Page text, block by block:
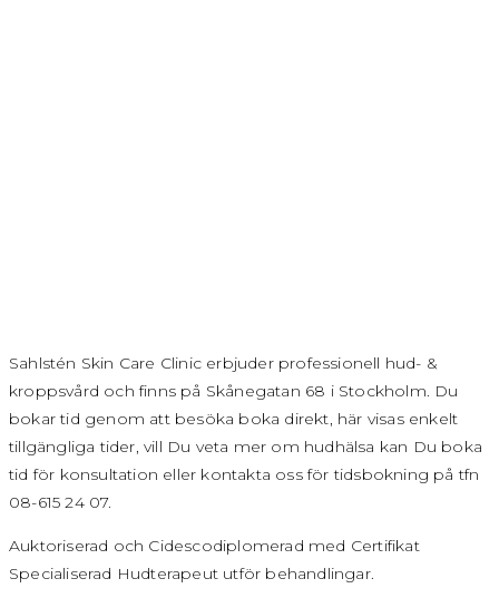
Sahlstén Skin Care Clinic erbjuder professionell hud- &
kroppsvård och finns på Skånegatan 68 i Stockholm. Du
bokar tid genom att besöka boka direkt, här visas enkelt
tillgängliga tider, vill Du veta mer om hudhälsa kan Du boka
tid för konsultation eller kontakta oss för tidsbokning på tfn
08-615 24 07.
Auktoriserad och Cidescodiplomerad med Certifikat
Specialiserad Hudterapeut utför behandlingar.